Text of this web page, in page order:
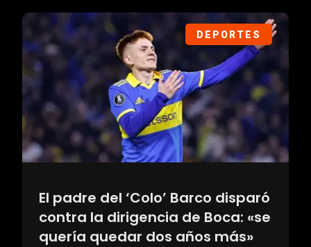
DEPORTES
El padre del ‘Colo’ Barco disparó
contra la dirigencia de Boca: «se
quería quedar dos años más»